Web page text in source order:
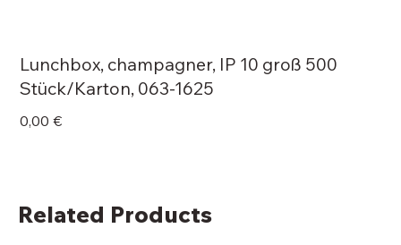
Lunchbox, champagner, IP 10 groß 500
Stück/Karton, 063-1625
Price
0,00 €
Related Products